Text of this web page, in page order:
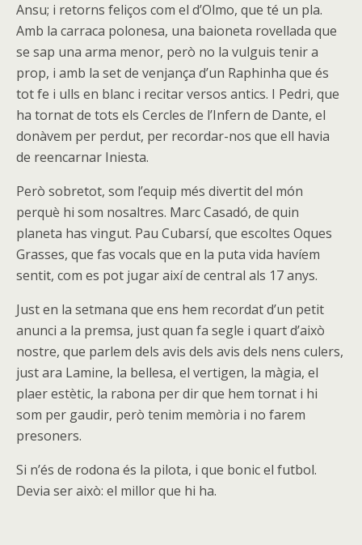
Ansu; i retorns feliços com el d’Olmo, que té un pla.
Amb la carraca polonesa, una baioneta rovellada que
se sap una arma menor, però no la vulguis tenir a
prop, i amb la set de venjança d’un Raphinha que és
tot fe i ulls en blanc i recitar versos antics. I Pedri, que
ha tornat de tots els Cercles de l’Infern de Dante, el
donàvem per perdut, per recordar-nos que ell havia
de reencarnar Iniesta.
Però sobretot, som l’equip més divertit del món
perquè hi som nosaltres. Marc Casadó, de quin
planeta has vingut. Pau Cubarsí, que escoltes Oques
Grasses, que fas vocals que en la puta vida havíem
sentit, com es pot jugar així de central als 17 anys.
Just en la setmana que ens hem recordat d’un petit
anunci a la premsa, just quan fa segle i quart d’això
nostre, que parlem dels avis dels avis dels nens culers,
just ara Lamine, la bellesa, el vertigen, la màgia, el
plaer estètic, la rabona per dir que hem tornat i hi
som per gaudir, però tenim memòria i no farem
presoners.
Si n’és de rodona és la pilota, i que bonic el futbol.
Devia ser això: el millor que hi ha.